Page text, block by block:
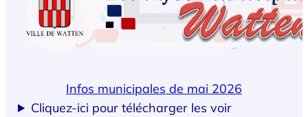
Infos municipales de mai 2026
Cliquez-ici pour télécharger les voir